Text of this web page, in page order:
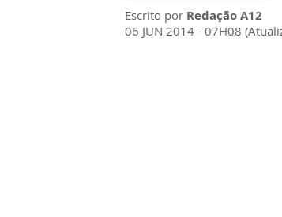
Escrito por Redação A12
06 JUN 2014 - 07H08